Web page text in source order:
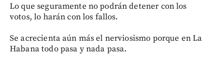
Lo que seguramente no podrán detener con los
votos, lo harán con los fallos.
Se acrecienta aún más el nerviosismo porque en La
Habana todo pasa y nada pasa.